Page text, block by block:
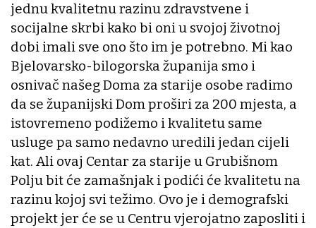
jednu kvalitetnu razinu zdravstvene i
socijalne skrbi kako bi oni u svojoj životnoj
dobi imali sve ono što im je potrebno. Mi kao
Bjelovarsko-bilogorska županija smo i
osnivač našeg Doma za starije osobe radimo
da se županijski Dom proširi za 200 mjesta, a
istovremeno podižemo i kvalitetu same
usluge pa samo nedavno uredili jedan cijeli
kat. Ali ovaj Centar za starije u Grubišnom
Polju bit će zamašnjak i podići će kvalitetu na
razinu kojoj svi težimo. Ovo je i demografski
projekt jer će se u Centru vjerojatno zaposliti i